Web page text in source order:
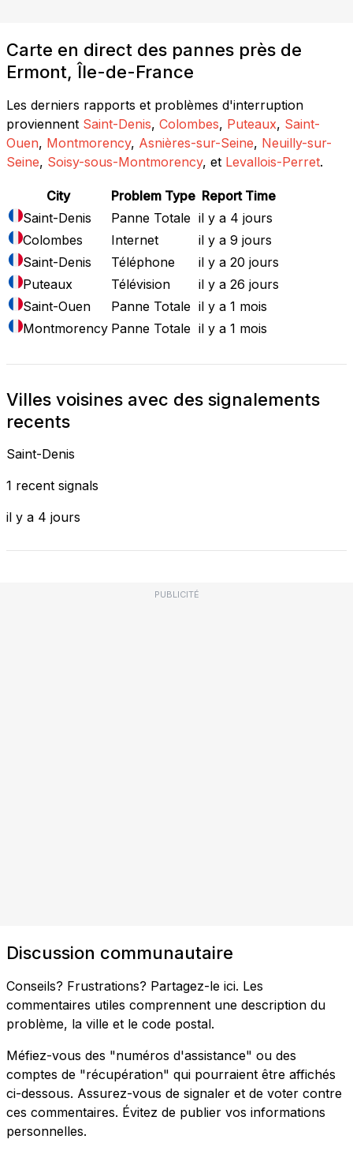
Carte en direct des pannes près de
Ermont, Île-de-France
Les derniers rapports et problèmes d'interruption
proviennent Saint-Denis, Colombes, Puteaux, Saint-
Ouen, Montmorency, Asnières-sur-Seine, Neuilly-sur-
Seine, Soisy-sous-Montmorency, et Levallois-Perret.
City Problem Type Report Time
Saint-Denis
Panne Totale il y a 4 jours
Colombes
Internet
il y a 9 jours
Saint-Denis
Téléphone
il y a 20 jours
Puteaux
Télévision
il y a 26 jours
Saint-Ouen
Panne Totale il y a 1 mois
Montmorency Panne Totale il y a 1 mois
Villes voisines avec des signalements
recents
Saint-Denis
1 recent signals
il y a 4 jours
PUBLICITÉ
Discussion communautaire
Conseils? Frustrations? Partagez-le ici. Les
commentaires utiles comprennent une description du
problème, la ville et le code postal.
Méfiez-vous des "numéros d'assistance" ou des
comptes de "récupération" qui pourraient être affichés
ci-dessous. Assurez-vous de signaler et de voter contre
ces commentaires. Évitez de publier vos informations
personnelles.